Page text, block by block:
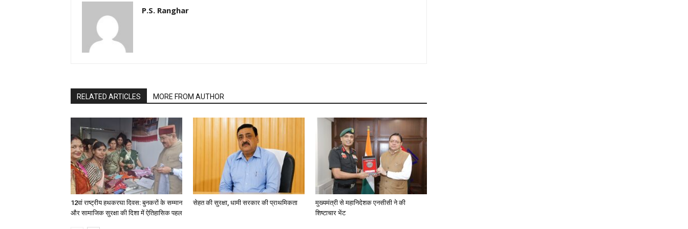
P.S. Ranghar
RELATED ARTICLES MORE FROM AUTHOR
12वां राष्ट्रीय हथकरघा दिवस: बुनकरों के सम्मान
और सामाजिक सुरक्षा की दिशा में ऐतिहासिक पहल
सेहत की सुरक्षा, धामी सरकार की प्राथमिकता
मुख्यमंत्री से महानिदेशक एनसीसी ने की
शिष्टाचार भेंट